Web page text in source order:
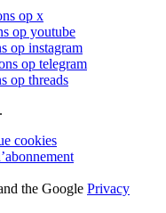
op x
op youtube
op instagram
op telegram
op threads
cookies
the Google Privacy